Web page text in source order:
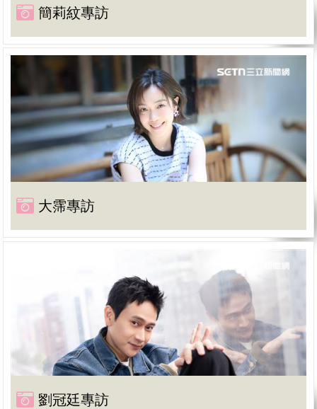
簡莉紋專訪
大霈專訪
劉冠廷專訪